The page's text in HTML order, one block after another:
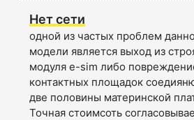
Нет сети
одной из частых проблем
модели является выход из
модуля e-sim либо
контактных площадок
две половины материнской
Точная стоимсоть